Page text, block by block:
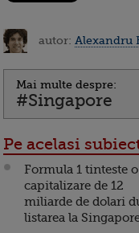
autor: Alexandru
Mai multe despre:
#Singapore
Pe acelasi
Formula 1 tinteste o
capitalizare de 12
miliarde de dolari
listarea la